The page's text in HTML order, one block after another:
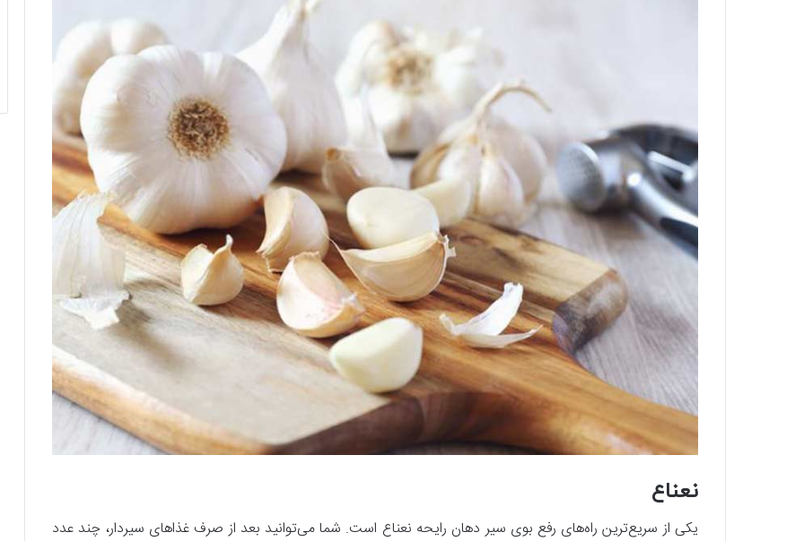
نعناع
یکی از سریع‌ترین راه‌های رفع بوی سیر دهان رایحه‌ نعناع است. شما می‌توانید بعد از صرف غذاهای سیردار، چند عدد